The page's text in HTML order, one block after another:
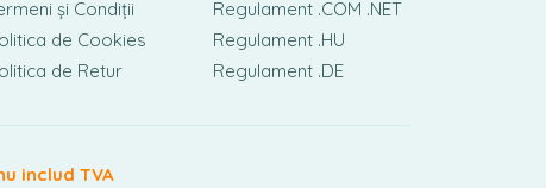
și Condiții
de Cookies
de Retur
Regulament .COM .NET
Regulament .HU
Regulament .DE
includ TVA